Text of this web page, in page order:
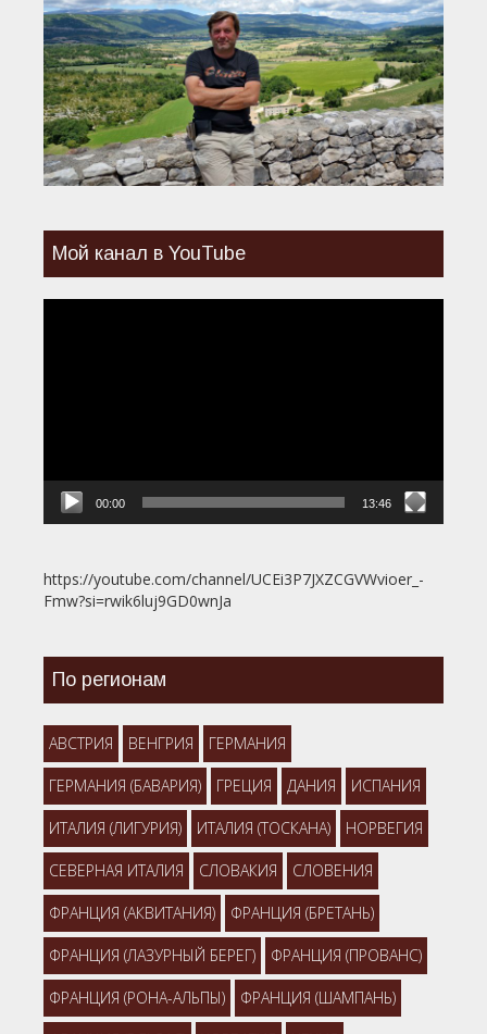
Мой канал в YouTube
00:00 13:46
https://youtube.com/channel/UCEi3P7JXZCGVWvioer_-
Fmw?si=rwik6luj9GD0wnJa
По регионам
АВСТРИЯ ВЕНГРИЯ ГЕРМАНИЯ
ГЕРМАНИЯ (БАВАРИЯ) ГРЕЦИЯ ДАНИЯ ИСПАНИЯ
ИТАЛИЯ (ЛИГУРИЯ) ИТАЛИЯ (ТОСКАНА) НОРВЕГИЯ
СЕВЕРНАЯ ИТАЛИЯ СЛОВАКИЯ СЛОВЕНИЯ
ФРАНЦИЯ (АКВИТАНИЯ) ФРАНЦИЯ (БРЕТАНЬ)
ФРАНЦИЯ (ЛАЗУРНЫЙ БЕРЕГ) ФРАНЦИЯ (ПРОВАНС)
ФРАНЦИЯ (РОНА-АЛЬПЫ) ФРАНЦИЯ (ШАМПАНЬ)